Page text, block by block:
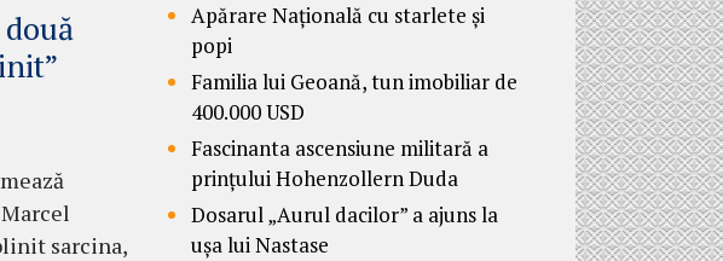
sarcina,
Apărare Națională cu starlete și
popi
Familia lui Geoană, tun imobiliar de
400.000 USD
Fascinanta ascensiune militară a
prințului Hohenzollern Duda
Dosarul „Aurul dacilor” a ajuns la
ușa lui Nastase